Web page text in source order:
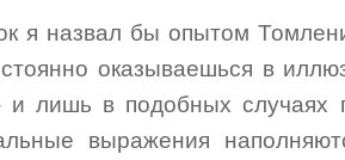
я назвал бы опытом
оказываешься в
лишь в подобных случаях
выражения